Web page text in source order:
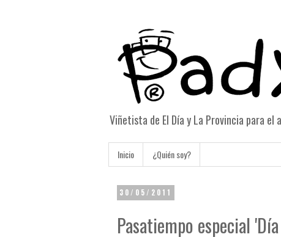
Viñetista de El Día y La Provincia para
Inicio ¿Quién soy?
30/05/2011
Pasatiempo especial